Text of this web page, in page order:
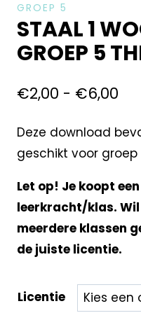
GROEP 5
STAAL 1
GROEP 5
€2,00 - €6,00
Deze download
geschikt voor groep
Let op! Je koopt
leerkracht/klas.
meerdere klassen
de juiste licentie.
Licentie